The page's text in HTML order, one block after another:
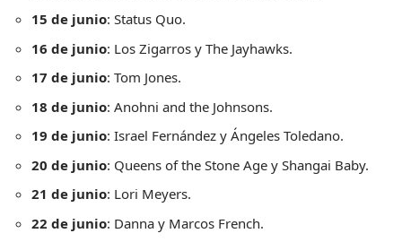
15 de junio: Status Quo.
16 de junio: Los Zigarros y The Jayhawks.
17 de junio: Tom Jones.
18 de junio: Anohni and the Johnsons.
19 de junio: Israel Fernández y Ángeles Toledano.
20 de junio: Queens of the Stone Age y Shangai Baby.
21 de junio: Lori Meyers.
22 de junio: Danna y Marcos French.